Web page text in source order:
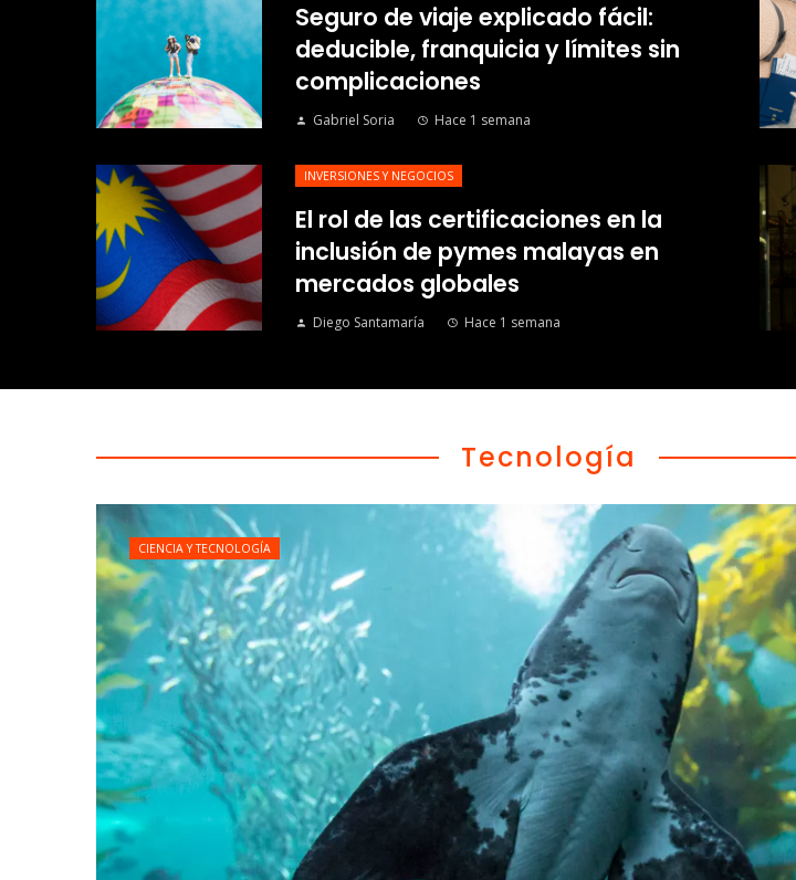
Seguro de viaje explicado fácil:
deducible, franquicia y límites sin
complicaciones
Gabriel Soria Hace 1 semana
INVERSIONES Y NEGOCIOS
El rol de las certificaciones en la
inclusión de pymes malayas en
mercados globales
Diego Santamaría Hace 1 semana
Tecnología
CIENCIA Y TECNOLOGÍA